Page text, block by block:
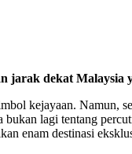
jarak dekat Malaysia
kejayaan. Namun,
lagi tentang
enam destinasi